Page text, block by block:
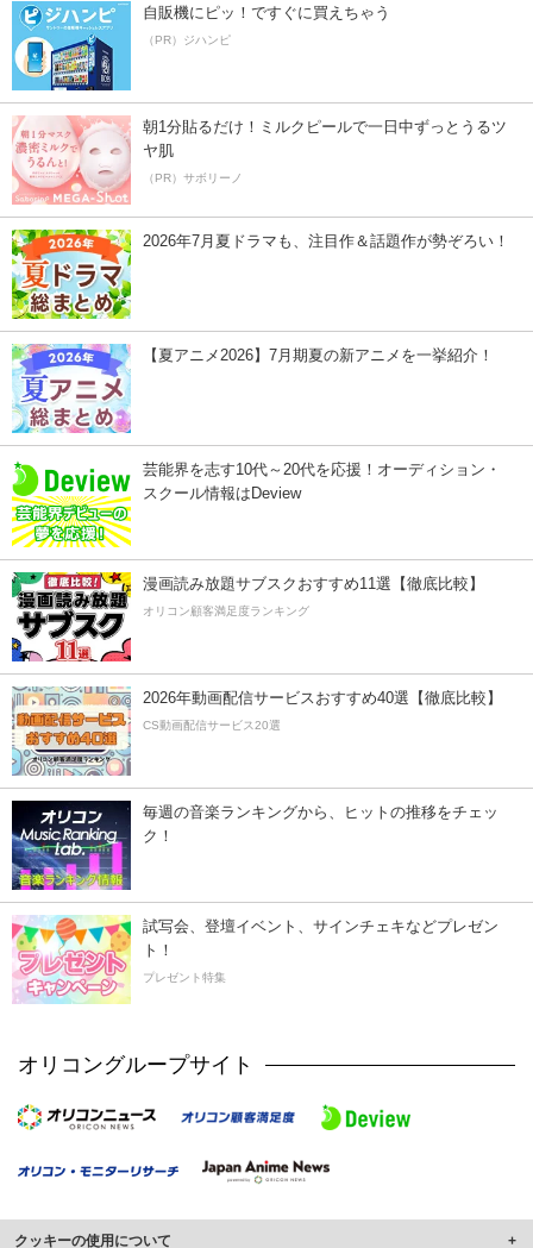
自販機にピッ！ですぐに買えちゃう
（PR）ジハンピ
朝1分貼るだけ！ミルクピールで一日中ずっとうるツ
ヤ肌
（PR）サボリーノ
2026年7月夏ドラマも、注目作＆話題作が勢ぞろい！
【夏アニメ2026】7月期夏の新アニメを一挙紹介！
芸能界を志す10代～20代を応援！オーディション・
スクール情報はDeview
漫画読み放題サブスクおすすめ11選【徹底比較】
オリコン顧客満足度ランキング
2026年動画配信サービスおすすめ40選【徹底比較】
CS動画配信サービス20選
毎週の音楽ランキングから、ヒットの推移をチェッ
ク！
試写会、登壇イベント、サインチェキなどプレゼン
ト！
プレゼント特集
オリコングループサイト
クッキーの使用について